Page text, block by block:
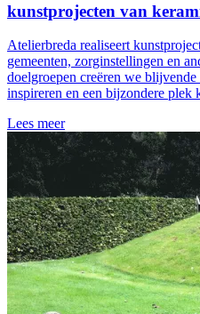
kunstprojecten van
Atelierbreda realiseert
gemeenten, zorginstellingen en
doelgroepen creëren we
inspireren en een bijzondere plek
Lees meer